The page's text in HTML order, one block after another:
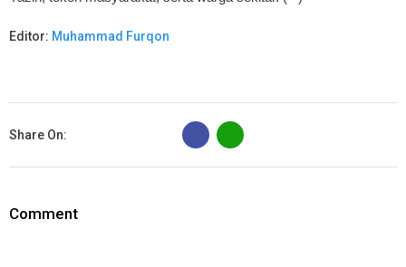
Editor: Muhammad Furqon
Share On:
B
Comment